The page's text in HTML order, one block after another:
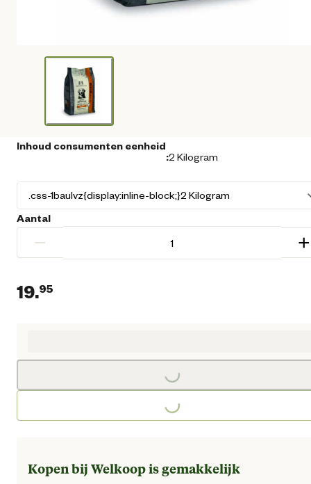
Inhoud consumenten eenheid
:2 Kilogram
Aantal
− +
19.95
Loading...
Loading...
Kopen bij Welkoop is gemakkelijk